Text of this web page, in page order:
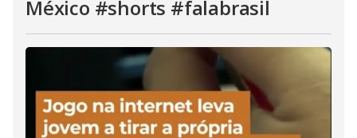
México #shorts #falabrasil